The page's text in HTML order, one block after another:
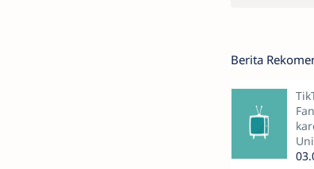
Berita